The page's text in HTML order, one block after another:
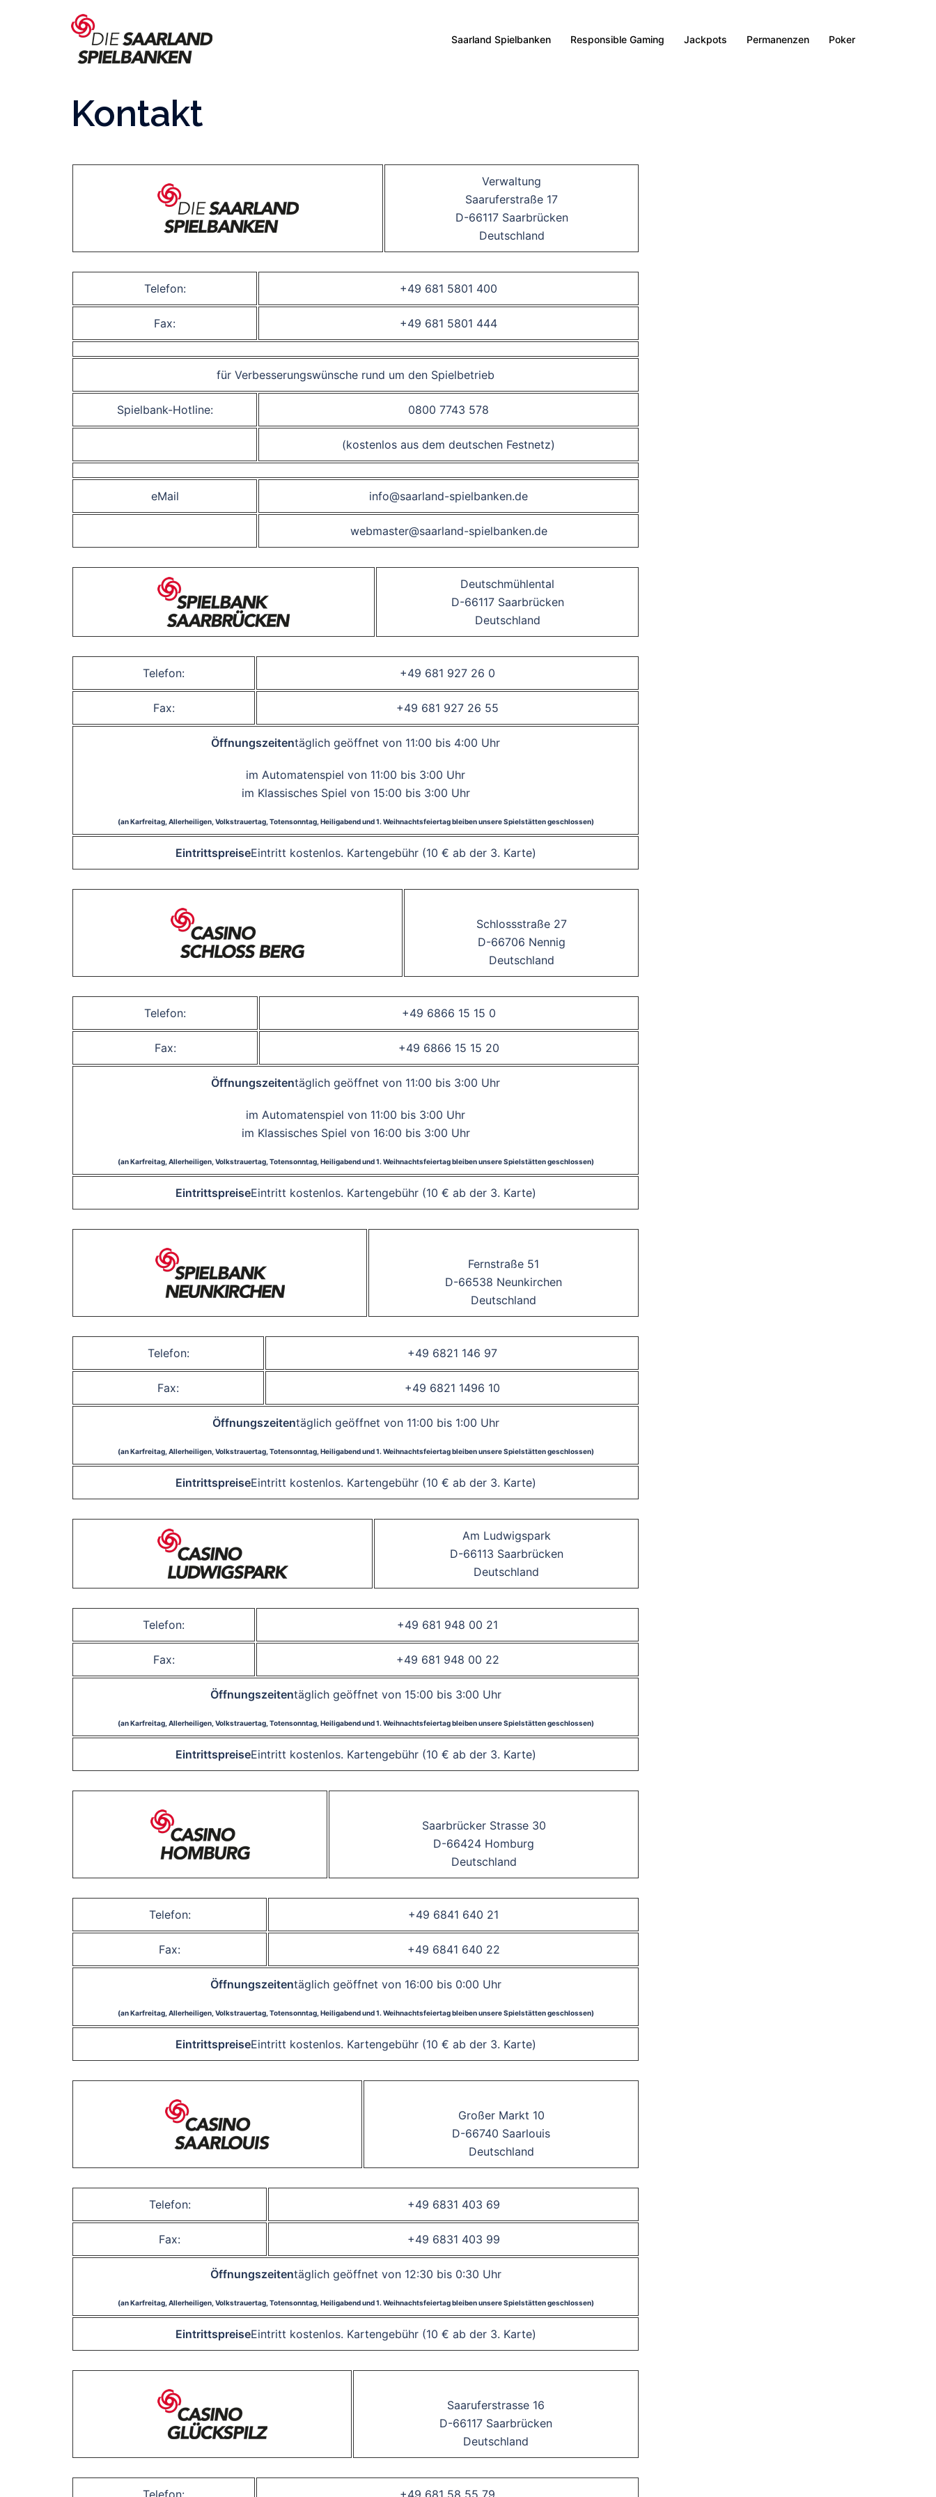
Saarland Spielbanken Responsible Gaming Jackpots Permanenzen Poker
Kontakt
Verwaltung
Saaruferstraße 17
D-66117 Saarbrücken
Deutschland
Telefon: +49 681 5801 400
Fax: +49 681 5801 444
für Verbesserungswünsche rund um den Spielbetrieb
Spielbank-Hotline: 0800 7743 578
(kostenlos aus dem deutschen Festnetz)
eMail info@saarland-spielbanken.de
webmaster@saarland-spielbanken.de
Deutschmühlental
D-66117 Saarbrücken
Deutschland
Telefon: +49 681 927 26 0
Fax: +49 681 927 26 55
Öffnungszeitentäglich geöffnet von 11:00 bis 4:00 Uhr
im Automatenspiel von 11:00 bis 3:00 Uhr
im Klassisches Spiel von 15:00 bis 3:00 Uhr
(an Karfreitag, Allerheiligen, Volkstrauertag, Totensonntag, Heiligabend und 1. Weihnachtsfeiertag bleiben unsere Spielstätten geschlossen)
EintrittspreiseEintritt kostenlos. Kartengebühr (10 € ab der 3. Karte)
Schlossstraße 27
D-66706 Nennig
Deutschland
Telefon: +49 6866 15 15 0
Fax: +49 6866 15 15 20
Öffnungszeitentäglich geöffnet von 11:00 bis 3:00 Uhr
im Automatenspiel von 11:00 bis 3:00 Uhr
im Klassisches Spiel von 16:00 bis 3:00 Uhr
(an Karfreitag, Allerheiligen, Volkstrauertag, Totensonntag, Heiligabend und 1. Weihnachtsfeiertag bleiben unsere Spielstätten geschlossen)
EintrittspreiseEintritt kostenlos. Kartengebühr (10 € ab der 3. Karte)
Fernstraße 51
D-66538 Neunkirchen
Deutschland
Telefon: +49 6821 146 97
Fax: +49 6821 1496 10
Öffnungszeitentäglich geöffnet von 11:00 bis 1:00 Uhr
(an Karfreitag, Allerheiligen, Volkstrauertag, Totensonntag, Heiligabend und 1. Weihnachtsfeiertag bleiben unsere Spielstätten geschlossen)
EintrittspreiseEintritt kostenlos. Kartengebühr (10 € ab der 3. Karte)
Am Ludwigspark
D-66113 Saarbrücken
Deutschland
Telefon: +49 681 948 00 21
Fax: +49 681 948 00 22
Öffnungszeitentäglich geöffnet von 15:00 bis 3:00 Uhr
(an Karfreitag, Allerheiligen, Volkstrauertag, Totensonntag, Heiligabend und 1. Weihnachtsfeiertag bleiben unsere Spielstätten geschlossen)
EintrittspreiseEintritt kostenlos. Kartengebühr (10 € ab der 3. Karte)
Saarbrücker Strasse 30
D-66424 Homburg
Deutschland
Telefon: +49 6841 640 21
Fax: +49 6841 640 22
Öffnungszeitentäglich geöffnet von 16:00 bis 0:00 Uhr
(an Karfreitag, Allerheiligen, Volkstrauertag, Totensonntag, Heiligabend und 1. Weihnachtsfeiertag bleiben unsere Spielstätten geschlossen)
EintrittspreiseEintritt kostenlos. Kartengebühr (10 € ab der 3. Karte)
Großer Markt 10
D-66740 Saarlouis
Deutschland
Telefon: +49 6831 403 69
Fax: +49 6831 403 99
Öffnungszeitentäglich geöffnet von 12:30 bis 0:30 Uhr
(an Karfreitag, Allerheiligen, Volkstrauertag, Totensonntag, Heiligabend und 1. Weihnachtsfeiertag bleiben unsere Spielstätten geschlossen)
EintrittspreiseEintritt kostenlos. Kartengebühr (10 € ab der 3. Karte)
Saaruferstrasse 16
D-66117 Saarbrücken
Deutschland
Telefon: +49 681 58 55 79